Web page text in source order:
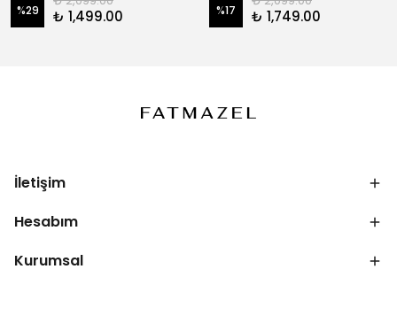
%29 ₺ 1,499.00 %17 ₺ 1,749.00
İletişim
Hesabım
Kurumsal